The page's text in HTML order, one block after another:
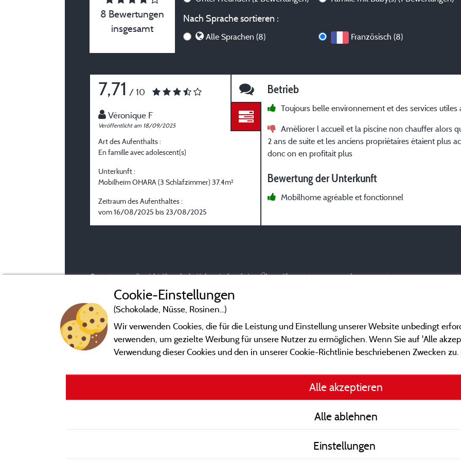
8 Bewertungen
insgesamt
Nach Sprache sortieren :
Alle Sprachen (8) Französisch (8)
7,71 / 10
Véronique F
Veröffentlicht am 18/09/2025
Art des Aufenthalts :
En famille avec adolescent(s)
Unterkunft :
Mobilheim OHARA (3 Schlafzimmer) 37.4m²
Zeitraum des Aufenthaltes :
vom 16/08/2025 bis 23/08/2025
Betrieb
Toujours belle environnement et des services
Améliorer l accueil et la piscine non chauffer alors
2 ans de suite et les anciens propriétaires étaient plus
donc on en profitait plus
Bewertung der Unterkunft
Mobilhome agréable et fonctionnel
Bewertungen, die nicht älter als drei Jahre sind und einer Überprüfung unterzogen wurden.Mehr Informationen
Cookie-Einstellungen
(Schokolade, Nüsse, Rosinen...)
Wir verwenden Cookies, die für die Leistung und Einstellung unserer Website unbedingt
verwenden, um gezielte Werbung für unsere Nutzer zu ermöglichen. Wenn Sie auf 'Alle
Verwendung dieser Cookies und den in unserer Cookie-Richtlinie beschriebenen Zwecken zu.
Alle akzeptieren
Alle ablehnen
Einstellungen